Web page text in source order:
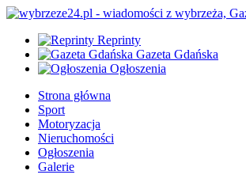
Reprinty
Gazeta Gdańska
Ogłoszenia
Strona główna
Sport
Motoryzacja
Nieruchomości
Ogłoszenia
Galerie